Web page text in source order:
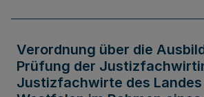
Verordnung über die
Prüfung der
Justizfachwirte des